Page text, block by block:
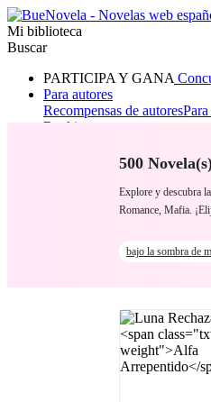
Mi biblioteca
Buscar
PARTICIPA Y GANA
Para autores
Recompensas de autores
Ranking
RomanceHombre lobo
500
Explore y descubra
Romance, Mafia.
bajo la sombra de